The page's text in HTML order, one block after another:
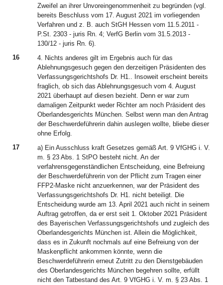
Zweifel an ihrer Unvoreingenommenheit zu begründen (vgl.
bereits Beschluss vom 17. August 2021 im vorliegenden
Verfahren und z. B. auch StGH Hessen vom 11.5.2011 -
P.St. 2303 - juris Rn. 4; VerfG Berlin vom 31.5.2013 -
130/12 - juris Rn. 6).
16
4. Nichts anderes gilt im Ergebnis auch für das
Ablehnungsgesuch gegen den derzeitigen Präsidenten des
Verfassungsgerichtshofs Dr. H1.. Insoweit erscheint bereits
fraglich, ob sich das Ablehnungsgesuch vom 4. August
2021 überhaupt auf diesen bezieht. Denn er war zum
damaligen Zeitpunkt weder Richter am noch Präsident des
Oberlandesgerichts München. Selbst wenn man den Antrag
der Beschwerdeführerin dahin auslegen wollte, bliebe dieser
ohne Erfolg.
17
a) Ein Ausschluss kraft Gesetzes gemäß Art. 9 VfGHG i. V.
m. § 23 Abs. 1 StPO besteht nicht. An der
verfahrensgegenständlichen Entscheidung, eine Befreiung
der Beschwerdeführerin von der Pflicht zum Tragen einer
FFP2-Maske nicht anzuerkennen, war der Präsident des
Verfassungsgerichtshofs Dr. H1. nicht beteiligt. Die
Entscheidung wurde am 13. April 2021 auch nicht in seinem
Auftrag getroffen, da er erst seit 1. Oktober 2021 Präsident
des Bayerischen Verfassungsgerichtshofs und zugleich des
Oberlandesgerichts München ist. Allein die Möglichkeit,
dass es in Zukunft nochmals auf eine Befreiung von der
Maskenpflicht ankommen könnte, wenn die
Beschwerdeführerin erneut Zutritt zu den Dienstgebäuden
des Oberlandesgerichts München begehren sollte, erfüllt
nicht den Tatbestand des Art. 9 VfGHG i. V. m. § 23 Abs. 1